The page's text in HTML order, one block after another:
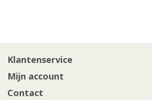
Klantenservice
Mijn account
Contact